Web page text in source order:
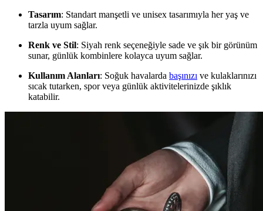
Tasarım: Standart manşetli ve unisex tasarımıyla her yaş ve
tarzla uyum sağlar.
Renk ve Stil: Siyah renk seçeneğiyle sade ve şık bir görünüm
sunar, günlük kombinlere kolayca uyum sağlar.
Kullanım Alanları: Soğuk havalarda başınızı ve kulaklarınızı
sıcak tutarken, spor veya günlük aktivitelerinizde şıklık
katabilir.